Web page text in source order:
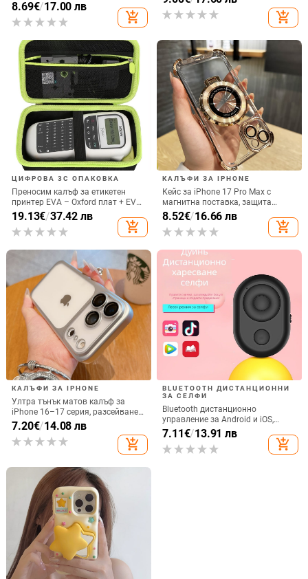
8.69€/17.00 лв
add_shopping_cart
охлаждане, модел YK263
add_shopping_cart
ЦИФРОВА 3C ОПАКОВКА
Преносим калъф за етикетен
принтер EVA – Oxford плат + EVA,
горещо пресовано EVA и шиене,
товароподемност 10 кг
19.13€/37.42 лв
add_shopping_cart
КАЛЪФИ ЗА IPHONE
Кейс за iPhone 17 Pro Max с
магнитна поставка, защита
срещу изпускане на четирите
ъгъла, акрилен корпус с
електроплатиран финиш
8.52€/16.66 лв
add_shopping_cart
КАЛЪФИ ЗА IPHONE
Ултра тънък матов калъф за
iPhone 16–17 серия, разсейване
на топлината, пълно покритие,
удароустойчив и устойчив на
отпечатъци
7.20€/14.08 лв
add_shopping_cart
BLUETOOTH ДИСТАНЦИОННИ
ЗА СЕЛФИ
Bluetooth дистанционно
управление за Android и iOS,
универсално за снимки и
видеозаписи, модел 6-key tremolo,
Vernon, ABS материал, тегло 15 g
7.11€/13.91 лв
add_shopping_cart